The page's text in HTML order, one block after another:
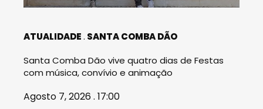
ATUALIDADE SANTA COMBA DÃO
Santa Comba Dão vive quatro dias de Festas
com música, convívio e animação
Agosto 7, 2026 . 17:00